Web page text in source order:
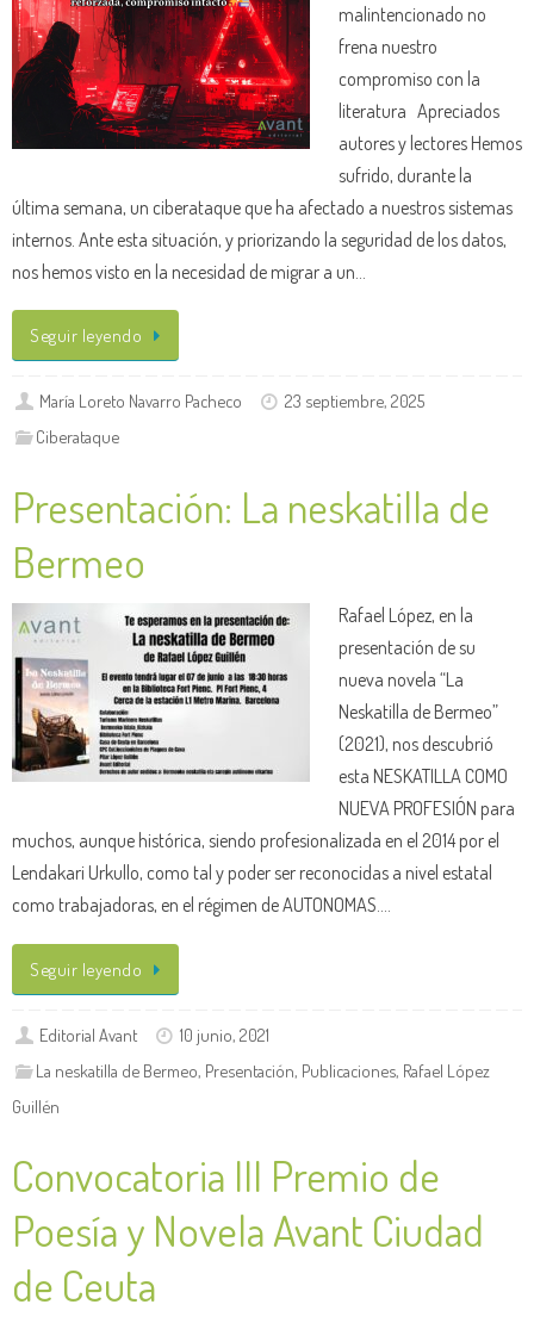
malintencionado no
frena nuestro
compromiso con la
literatura Apreciados
autores y lectores Hemos
sufrido, durante la
última semana, un ciberataque que ha afectado a nuestros sistemas
internos. Ante esta situación, y priorizando la seguridad de los datos,
nos hemos visto en la necesidad de migrar a un…
Seguir leyendo
María Loreto Navarro Pacheco
23 septiembre, 2025
Ciberataque
Presentación: La neskatilla de
Bermeo
Rafael López, en la
presentación de su
nueva novela “La
Neskatilla de Bermeo”
(2021), nos descubrió
esta NESKATILLA COMO
NUEVA PROFESIÓN para
muchos, aunque histórica, siendo profesionalizada en el 2014 por el
Lendakari Urkullo, como tal y poder ser reconocidas a nivel estatal
como trabajadoras, en el régimen de AUTONOMAS.…
Seguir leyendo
Editorial Avant
10 junio, 2021
La neskatilla de Bermeo, Presentación, Publicaciones, Rafael López
Guillén
Convocatoria III Premio de
Poesía y Novela Avant Ciudad
de Ceuta